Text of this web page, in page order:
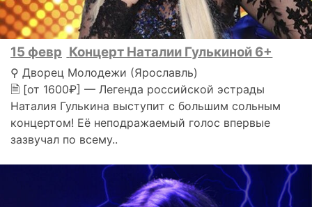
15 февр Концерт Наталии Гулькиной 6+
⚲ Дворец Молодежи (Ярославль)
🗎 [от 1600₽] — Легенда российской эстрады
Наталия Гулькина выступит с большим сольным
концертом! Её неподражаемый голос впервые
зазвучал по всему..